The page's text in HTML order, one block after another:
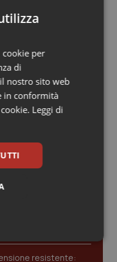
Speranza di
da QS Pro
resistente:
per
di
nostro sito web
in conformità
Leggi di
Marketing